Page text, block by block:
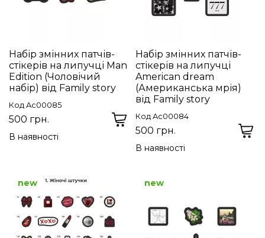
Набір змінних патчів-
стікерів на липучці Man
Edition (Чоловічий
набір) від Family story
Код Ac00085
500 грн.
В наявності
Набір змінних патчів-
стікерів на липучці
American dream
(Американська мрія)
від Family story
Код Ac00084
500 грн.
В наявності
new new